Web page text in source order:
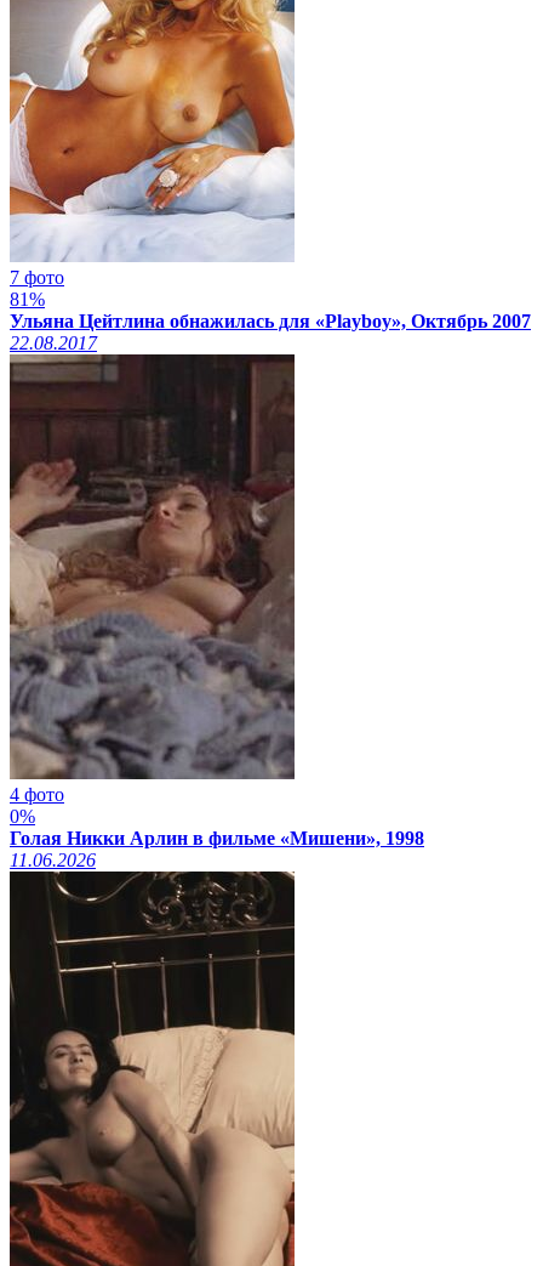
7 фото
81%
Ульяна Цейтлина обнажилась для «Playboy», Октябрь 2007
22.08.2017
4 фото
0%
Голая Никки Арлин в фильме «Мишени», 1998
11.06.2026